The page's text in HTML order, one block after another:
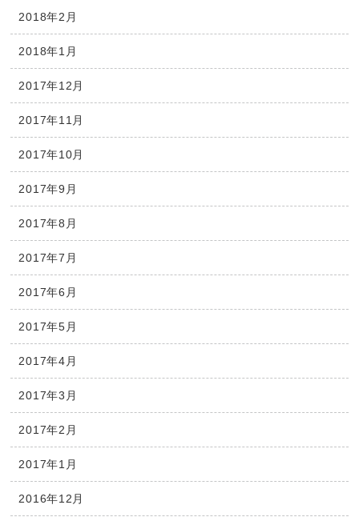
2018年2月
2018年1月
2017年12月
2017年11月
2017年10月
2017年9月
2017年8月
2017年7月
2017年6月
2017年5月
2017年4月
2017年3月
2017年2月
2017年1月
2016年12月